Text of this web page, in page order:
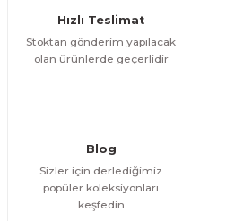
Hızlı Teslimat
Stoktan gönderim yapılacak
olan ürünlerde geçerlidir
Blog
Sizler için derlediğimiz
popüler koleksiyonları
keşfedin